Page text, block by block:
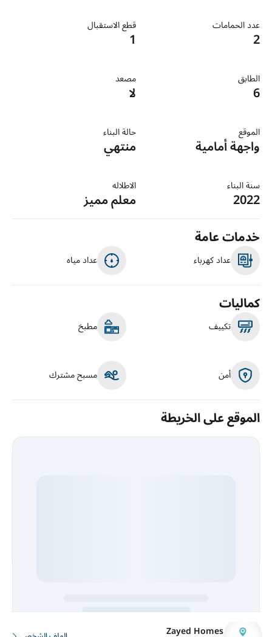
عدد الحمامات
2
قطع الاستقبال
1
الطابق
6
مصعد
لا
الموقع
واجهة أمامية
حالة البناء
منتهي
سنة البناء
2022
الاطلاله
معلم مميز
خدمات عامة
عداد كهرباء عداد مياه
كماليات
تكييف مطبخ
أمن مسبح مشترك
الموقع على الخريطة
Zayed Homes